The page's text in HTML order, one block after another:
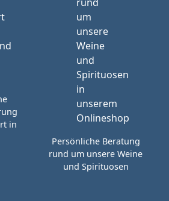
in
Persönliche Beratung
rund um unsere Weine
und Spirituosen